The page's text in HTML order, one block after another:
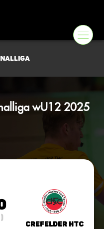
wU12 2025
Crefelder HTC